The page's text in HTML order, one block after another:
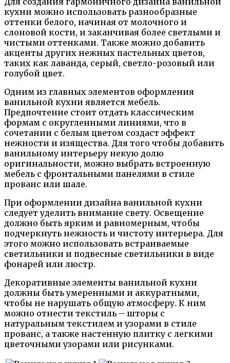
кухни можно использовать разнообразные
оттенки белого, начиная от молочного и
слоновой кости, и заканчивая более светлыми и
чистыми оттенками. Также можно добавить
акценты других нежных пастельных цветов,
таких как лаванда, серый, светло-розовый или
голубой цвет.
Одним из главных элементов оформления
ванильной кухни является мебель.
Предпочтение стоит отдать классическим
формам с округленными линиями, что в
сочетании с белым цветом создаст эффект
нежности и изящества. Для того чтобы добавить
ванильному интерьеру некую долю
оригинальности, можно выбрать встроенную
мебель с фронтальными панелями в стиле
прованс или шале.
При оформлении дизайна ванильной кухни
следует уделить внимание свету. Освещение
должно быть ярким и равномерным, чтобы
подчеркнуть нежность и чистоту интерьера. Для
этого можно использовать встраиваемые
светильники и подвесные светильники в виде
фонарей или люстр.
Декоративные элементы ванильной кухни
должны быть умеренными и аккуратными,
чтобы не нарушать общую атмосферу. К ним
можно отнести текстиль – шторы с
натуральным текстилем и узорами в стиле
прованс, а также настенную плитку с легкими
цветочными узорами или рисунками.